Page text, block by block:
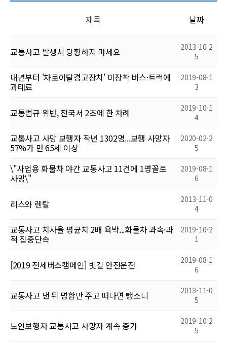
제목 날짜
교통사고 발생시 당황하지 마세요
2013-10-2
5
내년부터 '차로이탈경고장치' 미장착 버스·트럭에
과태료
2019-08-1
3
교통법규 위반, 전국서 2초에 한 차례
2019-10-1
4
교통사고 사망 보행자 작년 1302명...보행 사망자
57%가 만 65세 이상
2020-02-2
5
\"사업용 화물차 야간 교통사고 11건에 1명꼴로
사망\"
2019-08-1
6
리스와 렌탈
2013-11-0
4
교통사고 치사율 평균치 2배 육박...화물차 과속·과
적 집중단속
2019-10-2
1
[2019 전세버스캠페인] 빗길 안전운전
2019-08-1
6
교통사고 낸 뒤 명함만 주고 떠나면 뺑소니
2013-11-0
5
노인보행자 교통사고 사망자 계속 증가
2019-10-2
5